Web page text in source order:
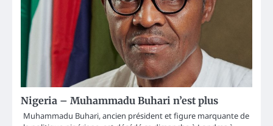
Nigeria – Muhammadu Buhari n’est plus
Muhammadu Buhari, ancien président et figure marquante de